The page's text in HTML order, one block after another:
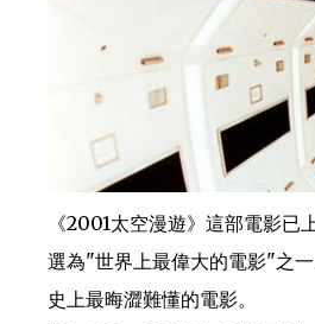
《2001太空漫遊》這部電影
選為"世界上最偉大的電影"之
史上最晦澀難懂的電影。